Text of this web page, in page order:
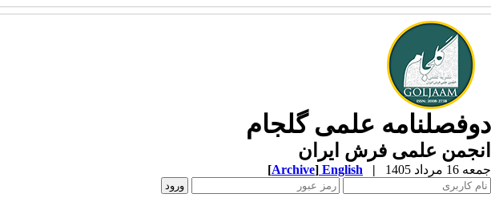
دوفصلنامه علمی گلجام
انجمن علمی فرش ایران
جمعه 16 مرداد 1405 |
English
[Archive]